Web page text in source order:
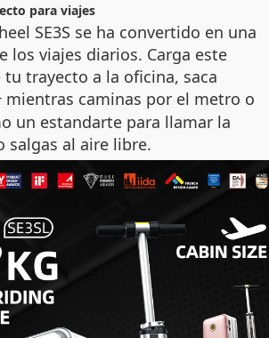
para viajes
SE3S se ha convertido en una
los viajes diarios. Carga este
trayecto a la oficina, saca
mientras caminas por el metro o
un estandarte para llamar la
salgas al aire libre.